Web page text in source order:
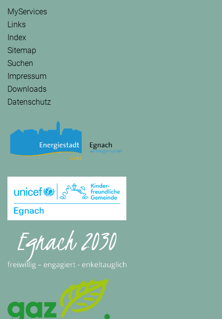
MyServices
Links
Index
Sitemap
Suchen
Impressum
Downloads
Datenschutz